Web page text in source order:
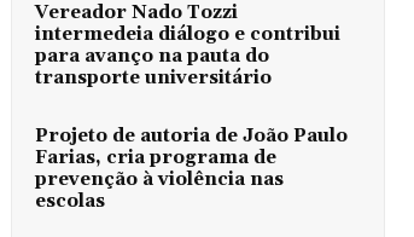
Vereador Nado Tozzi
intermedeia diálogo e contribui
para avanço na pauta do
transporte universitário
Projeto de autoria de João Paulo
Farias, cria programa de
prevenção à violência nas
escolas